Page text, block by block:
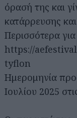
όρασή της και
κατάρρευσης
Περισσότερα
https://
tyflon
Ημερομηνία
Ιουλίου 2025